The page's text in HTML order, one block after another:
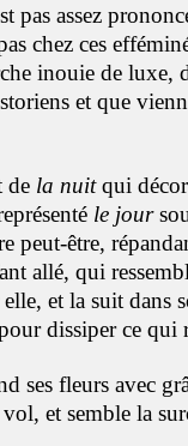
pas assez
chez ces
inouie de luxe,
et que
de la nuitqui
le jour
peut-être,
allé, qui
et la suit dans
dissiper ce qui
ses fleurs avec
et semble la